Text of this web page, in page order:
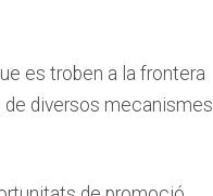
es troben‌ a la frontera⁣
de diversos mecanismes